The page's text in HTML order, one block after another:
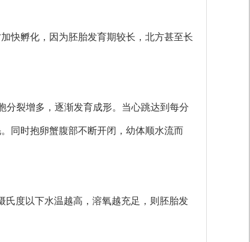
快孵化，因为胚胎发育期较长，北方甚至长
分裂增多，逐渐发育成形。当心跳达到每分
同时抱卵蟹腹部不断开闭，幼体顺水流而
氏度以下水温越高，溶氧越充足，则胚胎发